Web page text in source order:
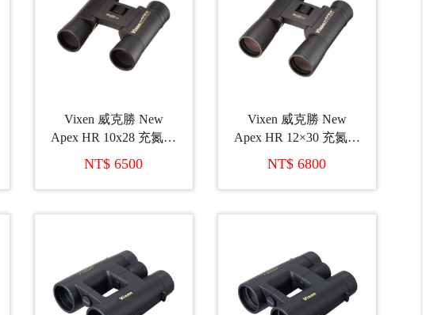
Vixen 威克勝 New
Apex HR 10x28 充氮氣
輕巧型雙筒望遠鏡 (日
本製造)
NT$ 6500
Vixen 威克勝 New
Apex HR 12×30 充氮氣
輕巧型雙筒望遠鏡 (日
本製造)
NT$ 6800